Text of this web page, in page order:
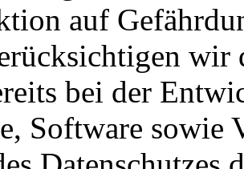
auf
wir
bei der
Software sowie